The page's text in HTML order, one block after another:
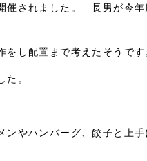
催されました。 長男が今年
し配置まで考えたそうです
た。
やハンバーグ、餃子と上手